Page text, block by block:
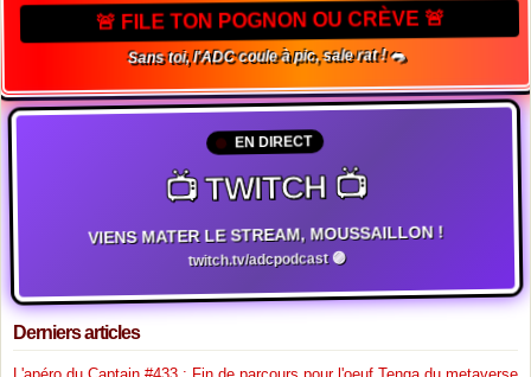
🚨 FILE TON POGNON OU CRÈVE 🚨
Sans toi, l'ADC coule à pic, sale rat ! 🐀
EN DIRECT
📺 TWITCH 📺
VIENS MATER LE STREAM, MOUSSAILLON !
twitch.tv/adcpodcast 🟣
Derniers articles